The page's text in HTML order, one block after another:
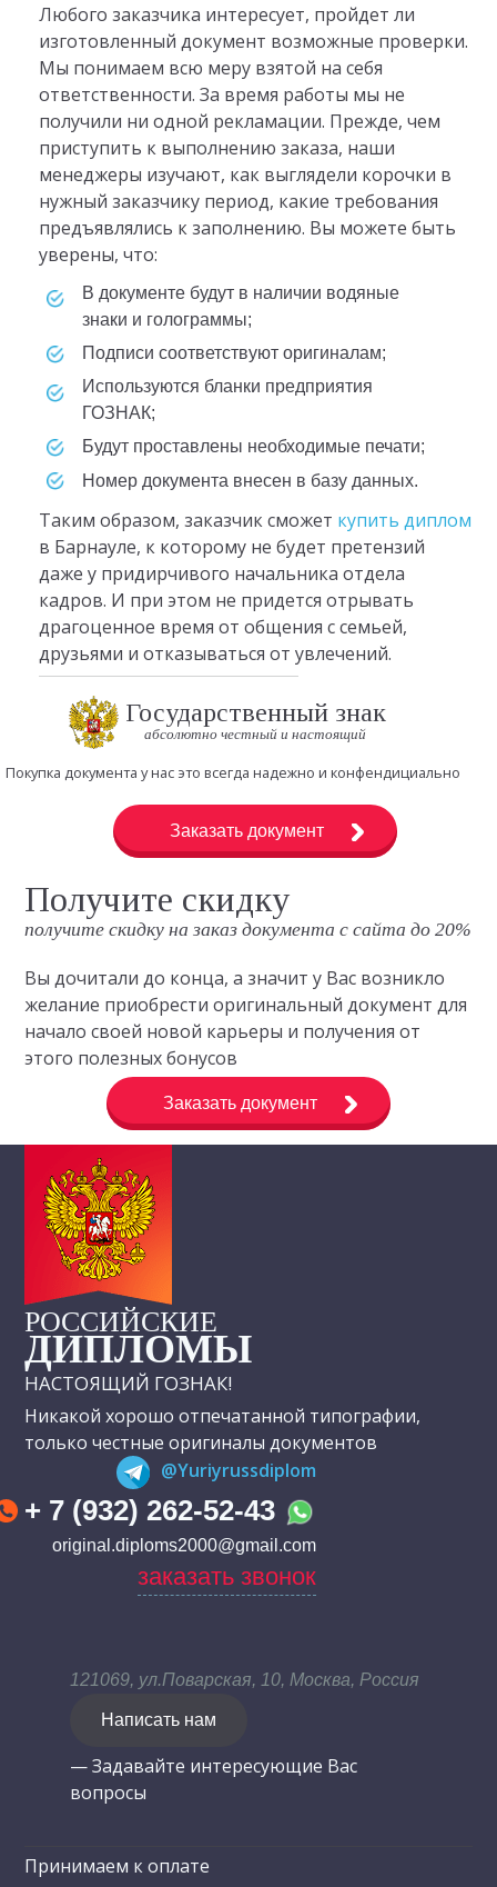
Любого заказчика интересует, пройдет ли
изготовленный документ возможные проверки.
Мы понимаем всю меру взятой на себя
ответственности. За время работы мы не
получили ни одной рекламации. Прежде, чем
приступить к выполнению заказа, наши
менеджеры изучают, как выглядели корочки в
нужный заказчику период, какие требования
предъявлялись к заполнению. Вы можете быть
уверены, что:
в документе будут в наличии водяные
знаки и голограммы;
подписи соответствуют оригиналам;
используются бланки предприятия
ГОЗНАК;
будут проставлены необходимые печати;
номер документа внесен в базу данных.
Таким образом, заказчик сможет купить диплом
в Барнауле, к которому не будет претензий
даже у придирчивого начальника отдела
кадров. И при этом не придется отрывать
драгоценное время от общения с семьей,
друзьями и отказываться от увлечений.
Государственный знак
абсолютно честный и настоящий
Покупка документа у нас это всегда надежно и конфендициально
Заказать документ
Получите скидку
получите скидку на заказ документа с сайта до 20%
Вы дочитали до конца, а значит у Вас возникло
желание приобрести оригинальный документ для
начало своей новой карьеры и получения от
этого полезных бонусов
Заказать документ
РОССИЙСКИЕ
ДИПЛОМЫ
НАСТОЯЩИЙ ГОЗНАК!
Никакой хорошо отпечатанной типографии,
только честные оригиналы документов
@Yuriyrussdiplom
+ 7 (932) 262-52-43
original.diploms2000@gmail.com
заказать звонок
121069, ул.Поварская, 10, Москва, Россия
Написать нам
— Задавайте интересующие Вас
вопросы
Принимаем к оплате